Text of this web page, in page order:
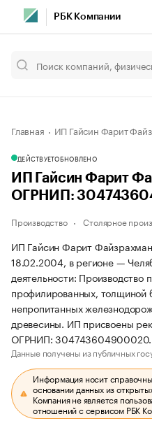
РБК Компании
Главная ИП Гайсин Фарит
ДЕЙСТВУЕТОБНОВЛЕНО
ИП Гайсин Фарит
ОГРНИП:
Производство Столярное
ИП Гайсин Фарит
18.02.2004, в регионе —
деятельности: Производство
профилированных, толщиной
непропитанных
древесины. ИП присвоены
ОГРНИП: 304743604900020.
Данные получены из публичных
Информация носит
основании данных из
Компания не является
отношений с сервисом РБК